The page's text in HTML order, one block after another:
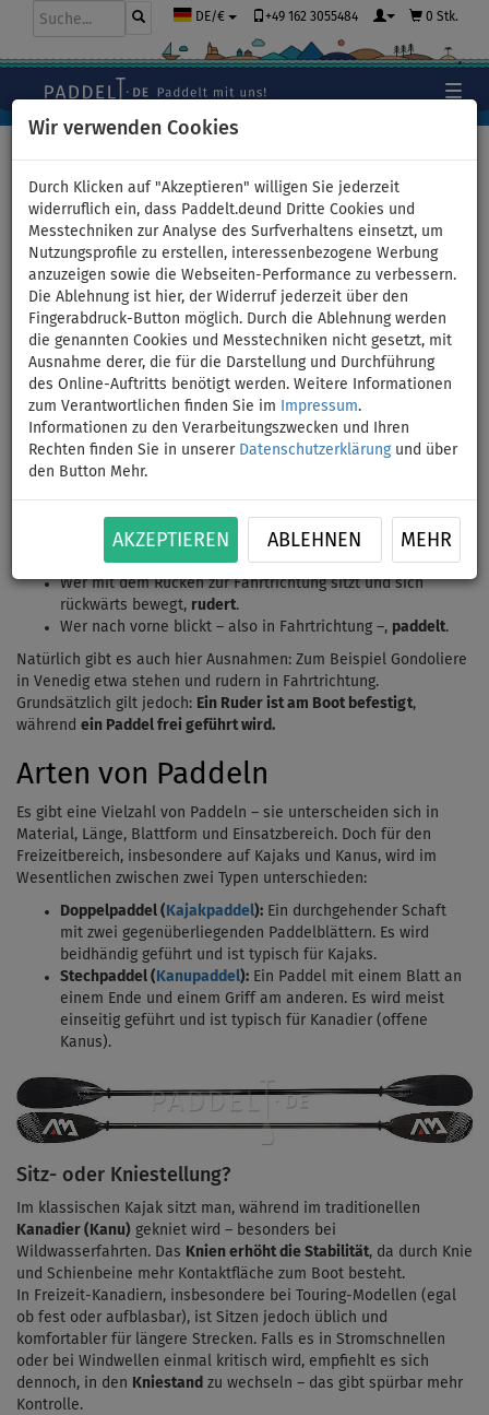
Wir verwenden Cookies
Durch Klicken auf "Akzeptieren" willigen Sie jederzeit
widerruflich ein, dass Paddelt.deund Dritte Cookies und
Messtechniken zur Analyse des Surfverhaltens einsetzt, um
Nutzungsprofile zu erstellen, interessenbezogene Werbung
anzuzeigen sowie die Webseiten-Performance zu verbessern.
Die Ablehnung ist hier, der Widerruf jederzeit über den
Fingerabdruck-Button möglich. Durch die Ablehnung werden
die genannten Cookies und Messtechniken nicht gesetzt, mit
Ausnahme derer, die für die Darstellung und Durchführung
des Online-Auftritts benötigt werden. Weitere Informationen
zum Verantwortlichen finden Sie im
Impressum.
Informationen zu den Verarbeitungszwecken und Ihren
Rechten finden Sie in unserer Datenschutzerklärungund über
den Button Mehr.
AKZEPTIEREN ABLEHNEN MEHR
DE/€ +49 162 3055484 0 Stk.
Wie paddelt man im Kajak
und im Kanu
KAJAK-PADDEL KANUPADDEL PADDELT MIT DEM KAJAK
KAJAK,KANU AUSWAHLHILFE
Rudernund Paddelnbesteht. Dabei ist es ganz einfach:
Wer mit dem Rücken zur Fahrtrichtung sitzt und sich
rückwärts bewegt, rudert.
Wer nach vorne blickt – also in Fahrtrichtung –, paddelt.
Natürlich gibt es auch hier Ausnahmen: Zum Beispiel Gondoliere
in Venedig etwa stehen und rudern in Fahrtrichtung.
Grundsätzlich gilt jedoch: Ein Ruder ist am Boot befestigt,
während ein Paddel frei geführt wird.
Arten von Paddeln
Es gibt eine Vielzahl von Paddeln – sie unterscheiden sich in
Material, Länge, Blattform und Einsatzbereich. Doch für den
Freizeitbereich, insbesondere auf Kajaks und Kanus, wird im
Wesentlichen zwischen zwei Typen unterschieden:
Doppelpaddel ( Kajakpaddel): Ein durchgehender Schaft
mit zwei gegenüberliegenden Paddelblättern. Es wird
beidhändig geführt und ist typisch für Kajaks.
Stechpaddel ( Kanupaddel): Ein Paddel mit einem Blatt an
einem Ende und einem Griff am anderen. Es wird meist
einseitig geführt und ist typisch für Kanadier (offene
Kanus).
Sitz- oder Kniestellung?
Im klassischen Kajak sitzt man, während im traditionellen
Kanadier (Kanu) gekniet wird – besonders bei
Wildwasserfahrten. Das Knien erhöht die Stabilität, da durch Knie
und Schienbeine mehr Kontaktfläche zum Boot besteht.
In Freizeit-Kanadiern, insbesondere bei Touring-Modellen (egal
ob fest oder aufblasbar), ist Sitzen jedoch üblich und
komfortabler für längere Strecken. Falls es in Stromschnellen
oder bei Windwellen einmal kritisch wird, empfiehlt es sich
dennoch, in den Kniestand zu wechseln – das gibt spürbar mehr
Kontrolle.